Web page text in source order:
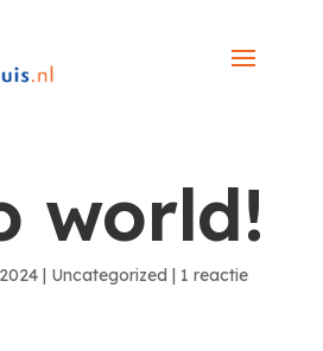
world!
| Uncategorized | 1 reactie